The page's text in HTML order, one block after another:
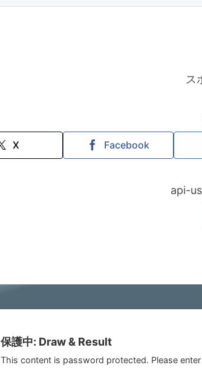
ス
X Facebook
api-
保護中: Draw & Result
This content is password protected. Please